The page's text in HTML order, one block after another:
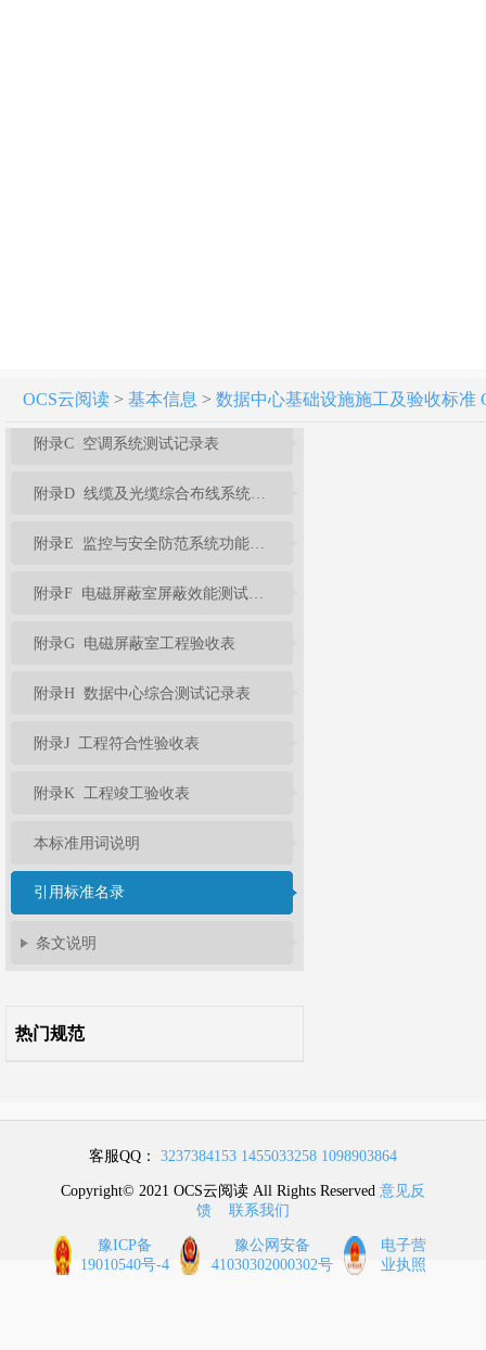
OCS云阅读> 基本信息 > 数据中心基础设施施工及验收标准
附录B 防雷与接地装置验收记录表
附录C 空调系统测试记录表
附录G 电磁屏蔽室工程验收表
附录H 数据中心综合测试记录表
附录J 工程符合性验收表
附录K 工程竣工验收表
本标准用词说明
引用标准名录
条文说明
热门规范
客服QQ： 3237384153 1455033258 1098903864
Copyright© 2021 OCS云阅读 All Rights Reserved 意见反
馈
联系我们
豫ICP备
19010540号-4
豫公网安备
41030302000302号
电子营
业执照